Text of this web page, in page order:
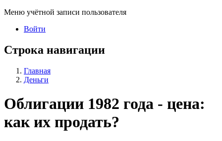
Меню учётной записи пользователя
Войти
Строка навигации
Главная
Деньги
Облигации 1982 года - цена:
как их продать?